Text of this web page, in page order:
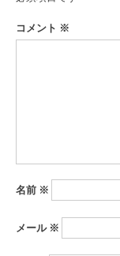
シ
コメント ※
名前 ※
メール ※